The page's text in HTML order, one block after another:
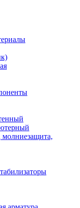
молниезащита,